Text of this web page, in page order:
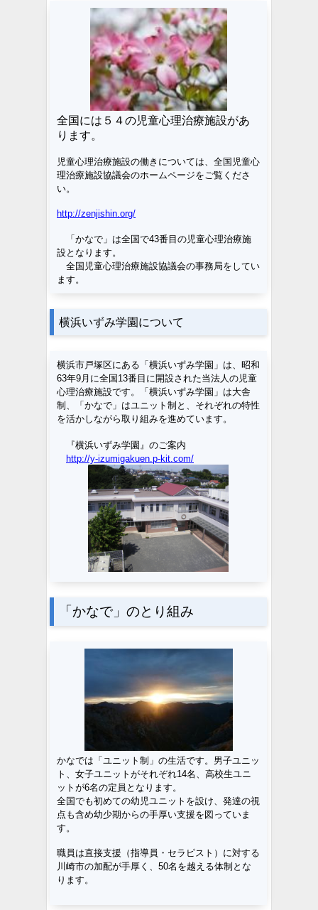
全国には５４の児童心理治療施設があ
ります。
児童心理治療施設の働きについては、全国児童心
理治療施設協議会のホームページをご覧くださ
い。
http://zenjishin.org/
「かなで」は全国で43番目の児童心理治療施
設となります。
全国児童心理治療施設協議会の事務局をしてい
ます。
横浜いずみ学園について
横浜市戸塚区にある「横浜いずみ学園」は、昭和
63年9月に全国13番目に開設された当法人の児童
心理治療施設です。「横浜いずみ学園」は大舎
制、「かなで」はユニット制と、それぞれの特性
を活かしながら取り組みを進めています。
『横浜いずみ学園』のご案内
http://y-izumigakuen.p-kit.com/
「かなで」のとり組み
かなでは「ユニット制」の生活です。男子ユニッ
ト、女子ユニットがそれぞれ14名、高校生ユニ
ットが6名の定員となります。
全国でも初めての幼児ユニットを設け、発達の視
点も含め幼少期からの手厚い支援を図っていま
す。
職員は直接支援（指導員・セラピスト）に対する
川崎市の加配が手厚く、50名を越える体制とな
ります。